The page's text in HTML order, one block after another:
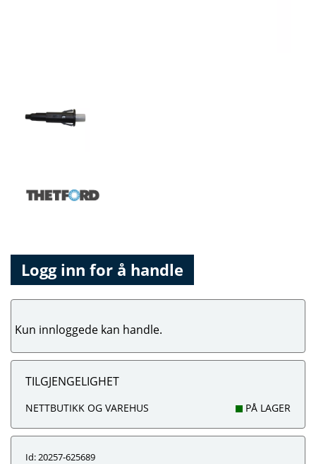
Logg inn for å handle
Kun innloggede kan handle.
TILGJENGELIGHET
NETTBUTIKK OG VAREHUS PÅ LAGER
Id: 20257-625689